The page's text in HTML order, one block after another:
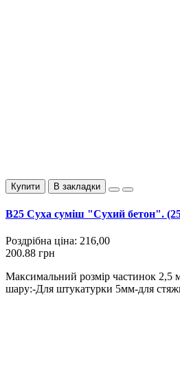
Купити В закладки
B25 Суха суміш "Сухий бетон".
Роздрібна ціна: 216,00
200.88 грн
Максимальний розмір частинок 2,5
шару:-Для штукатурки 5мм-для